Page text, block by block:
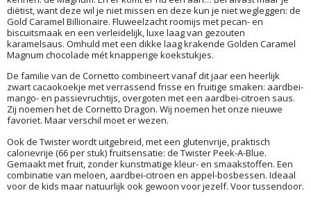
diëtist, want deze wil je niet missen en deze kun je niet wegleggen: de
Gold Caramel Billionaire. Fluweelzacht roomijs met pecan- en
biscuitsmaak en een verleidelijk, luxe laag van gezouten
karamelsaus. Omhuld met een dikke laag krakende Golden Caramel
Magnum chocolade mét knapperige koekstukjes.
De familie van de Cornetto combineert vanaf dit jaar een heerlijk
zwart cacaokoekje met verrassend frisse en fruitige smaken: aardbei-
mango- en passievruchtijs, overgoten met een aardbei-citroen saus.
Zij noemen het de Cornetto Dragon. Wij noemen het onze nieuwe
favoriet. Maar verschil moet er wezen.
Ook de Twister wordt uitgebreid, met een glutenvrije, praktisch
calorievrije (66 per stuk) fruitsensatie: de Twister Peek-A-Blue.
Gemaakt met fruit, zonder kunstmatige kleur- en smaakstoffen. Een
combinatie van meloen, aardbei-citroen en appel-bosbessen. Ideaal
voor de kids maar natuurlijk ook gewoon voor jezelf. Voor tussendoor.